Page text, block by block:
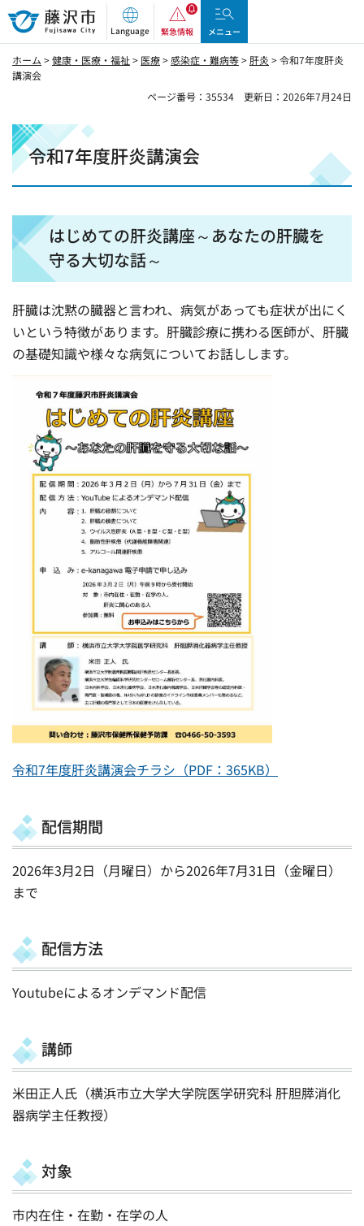
藤沢市
Language 緊急情報 メニュー
ホーム >健康・医療・福祉> 医療>感染症・難病等> 肝炎 > 令和7年度肝炎
講演会
ページ番号：35534
更新日：2026年7月24日
令和7年度肝炎講演会
はじめての肝炎講座～あなたの肝臓を
守る大切な話～
肝臓は沈黙の臓器と言われ、病気があっても症状が出にく
いという特徴があります。肝臓診療に携わる医師が、肝臓
の基礎知識や様々な病気についてお話しします。
令和7年度肝炎講演会チラシ（PDF：365KB）
配信期間
2026年3月2日（月曜日）から2026年7月31日（金曜日）
まで
配信方法
Youtubeによるオンデマンド配信
講師
米田正人氏（横浜市立大学大学院医学研究科 肝胆膵消化
器病学主任教授）
対象
市内在住・在勤・在学の人